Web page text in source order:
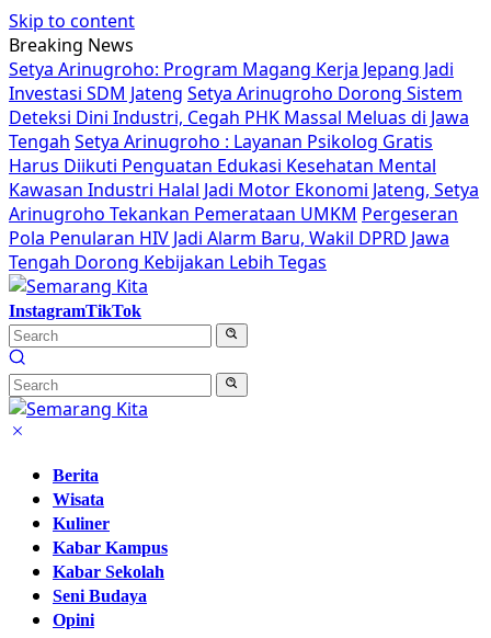
Skip to content
Breaking News
Setya Arinugroho: Program Magang Kerja Jepang Jadi
Investasi SDM Jateng Setya Arinugroho Dorong Sistem
Deteksi Dini Industri, Cegah PHK Massal Meluas di Jawa
Tengah Setya Arinugroho : Layanan Psikolog Gratis
Harus Diikuti Penguatan Edukasi Kesehatan Mental
Kawasan Industri Halal Jadi Motor Ekonomi Jateng, Setya
Arinugroho Tekankan Pemerataan UMKM Pergeseran
Pola Penularan HIV Jadi Alarm Baru, Wakil DPRD Jawa
Tengah Dorong Kebijakan Lebih Tegas
InstagramTikTok
Berita
Wisata
Kuliner
Kabar Kampus
Kabar Sekolah
Seni Budaya
Opini